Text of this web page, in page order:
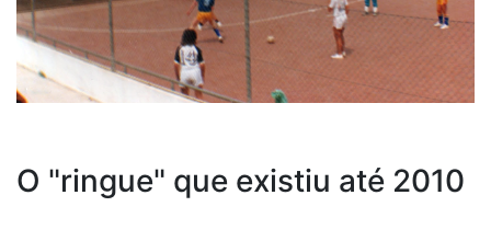
O "ringue" que existiu até 2010